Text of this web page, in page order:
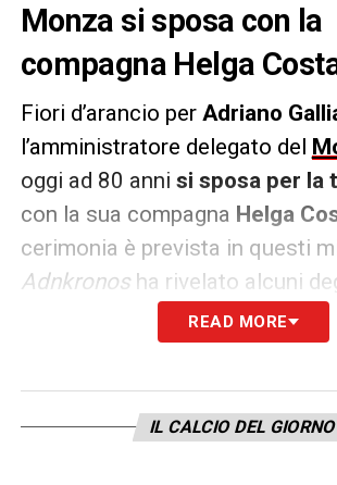
Monza si sposa con la
compagna Helga
Fiori d’arancio per Adriano
l’amministratore delegato del
oggi ad 80 anni si sposa per la
con la sua compagna Helga
cerimonia è prevista in questi
Adnkronosha rivelato alcuni
Gigi Marzullo. Al tavolo degli
READ MORE
IL CALCIO DEL GIORNO